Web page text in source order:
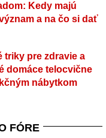
Kedy majú
a na čo si dať
triky pre zdravie a
domáce telocvične
nábytkom
FÓRE